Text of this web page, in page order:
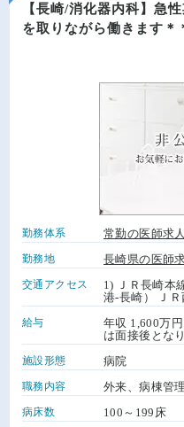
【長崎/消化器内科】急
を取りながら働きます
勤務体系 常勤の医師求人
勤務地 長崎県の医師
交通アクセス
1) ＪＲ長崎本
港-長崎） ＪＲ
給与
年収 1,600万
は面接後とな
施設形態 病院
職務内容 外来、病棟管理
病床数 100～199床